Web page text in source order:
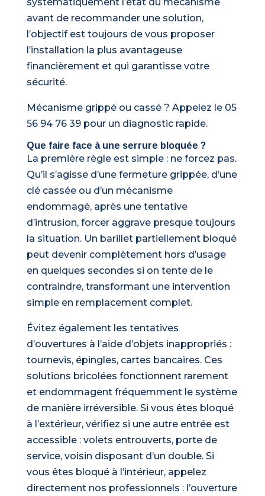
avant de recommander une solution,
l’objectif est toujours de vous proposer
l’installation la plus avantageuse
financièrement et qui garantisse votre
sécurité.
Mécanisme grippé ou cassé ? Appelez le 05
56 94 76 39 pour un diagnostic rapide.
Que faire face à une serrure bloquée ?
La première règle est simple : ne forcez pas.
Qu’il s’agisse d’une fermeture grippée, d’une
clé cassée ou d’un mécanisme
endommagé, après une tentative
d’intrusion, forcer aggrave presque toujours
la situation. Un barillet partiellement bloqué
peut devenir complètement hors d’usage
en quelques secondes si on tente de le
contraindre, transformant une intervention
simple en remplacement complet.
Évitez également les tentatives
d’ouvertures à l’aide d’objets inappropriés :
tournevis, épingles, cartes bancaires. Ces
solutions bricolées fonctionnent rarement
et endommagent fréquemment le système
de manière irréversible. Si vous êtes bloqué
à l’extérieur, vérifiez si une autre entrée est
accessible : volets entrouverts, porte de
service, voisin disposant d’un double. Si
vous êtes bloqué à l’intérieur, appelez
directement nos professionnels : l’ouverture